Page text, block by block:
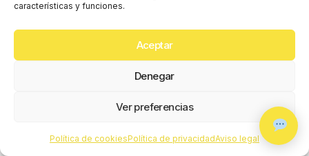
características y funciones.
Aceptar
Denegar
Ver preferencias
Política de cookiesPolítica de privacidadAviso legal
La Librería Comunitaria que Impulsa el
Pensamiento Crítico en Valencia
de Valencia planea